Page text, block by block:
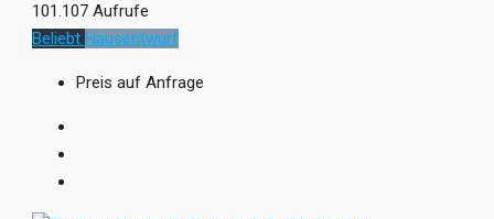
101.107 Aufrufe
Beliebt Hausentwurf
Preis auf Anfrage